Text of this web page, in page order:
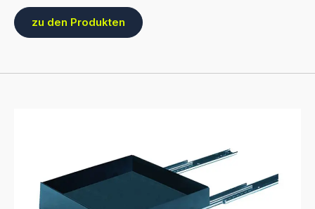
zu den Produkten